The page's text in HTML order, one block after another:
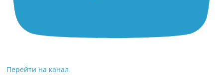
Перейти на канал